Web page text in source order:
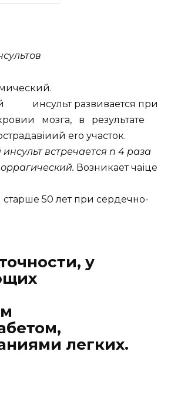
инсульт развивается при
мозга, в результате
ero участок.
встречается n 4 раза
Возникает чаіце
старше 50 лет при сердечно-
у
легких.